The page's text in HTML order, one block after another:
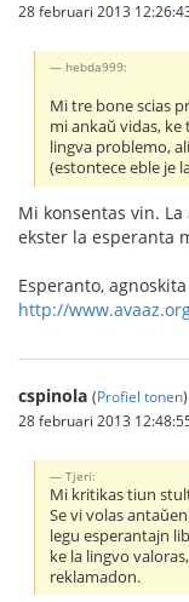
28 februari 2013
hebda999:
Mi tre bone scias
mi ankaŭ vidas, ke
lingva problemo,
(estontece eble je
Mi konsentas vin.
ekster la esperanta
Esperanto,
http://
cspinola (Profiel tonen)
28 februari 2013
Tjeri:
Mi kritikas tiun
Se vi volas
legu esperantajn
ke la lingvo
reklamadon.